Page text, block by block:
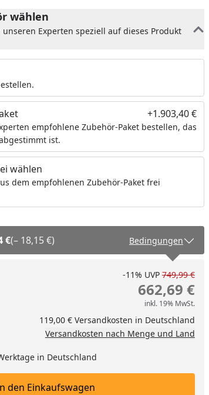
wählen
Experten speziell auf dieses Produkt
+1.903,40 €
empfohlene Zubehör-Paket bestellen, das
ist.
wählen
dem empfohlenen Zubehör-Paket frei
€(– 18,15 €) Bedingungen
eingeben
um eins erhöhen
-11% UVP 749,99 €
662,69 €
inkl. 19% MwSt.
119,00 € Versandkosten in Deutschland
Versandkosten nach Menge und Land
in Deutschland
den Einkaufswagen